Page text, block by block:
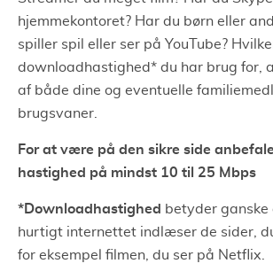
hjemmekontoret? Har du børn eller
spiller spil eller ser på YouTube?
downloadhastighed* du har brug for,
af både dine og eventuelle
brugsvaner.
For at være på den sikre side
hastighed på mindst 10 til 25 Mbps
*Downloadhastighed betyder ganske
hurtigt internettet indlæser de sider,
for eksempel filmen, du ser på Netflix.